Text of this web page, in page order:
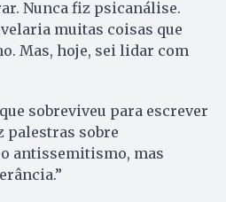
Nunca fiz psicanálise.
muitas coisas que
Mas, hoje, sei lidar com
sobreviveu para escrever
palestras sobre
antissemitismo, mas